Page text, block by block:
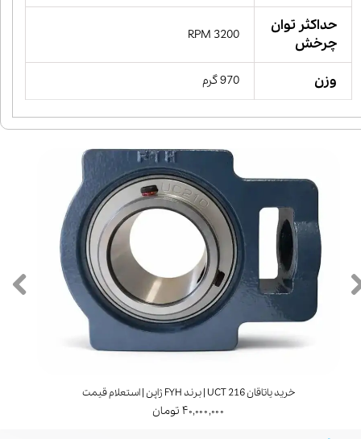
حداکثر توان
چرخش
3200 RPM
وزن 970 گرم
خرید یاتاقان UCT 216 | برند FYH ژاپن | استعلام قیمت
۴۰,۰۰۰,۰۰۰ تومان